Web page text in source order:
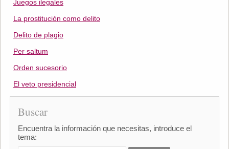
Juegos ilegales
La prostitución como delito
Delito de plagio
Per saltum
Orden sucesorio
El veto presidencial
Buscar
Encuentra la información que necesitas, introduce el
tema: